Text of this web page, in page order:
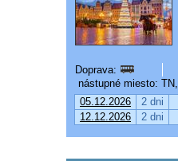
Doprava:
nástupné miesto:
05.12.2026
2 dni
12.12.2026
2 dni